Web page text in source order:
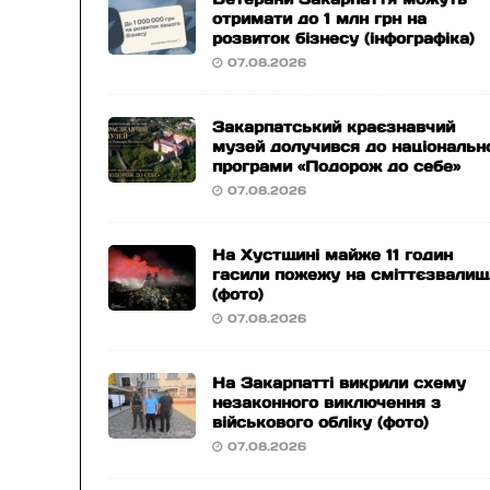
отримати до 1 млн грн на
розвиток бізнесу (інфографіка)
07.08.2026
Закарпатський краєзнавчий
музей долучився до
програми «Подорож до себе»
07.08.2026
На Хустщині майже 11 годин
гасили пожежу на
(фото)
07.08.2026
На Закарпатті викрили схему
незаконного виключення з
військового обліку (фото)
07.08.2026